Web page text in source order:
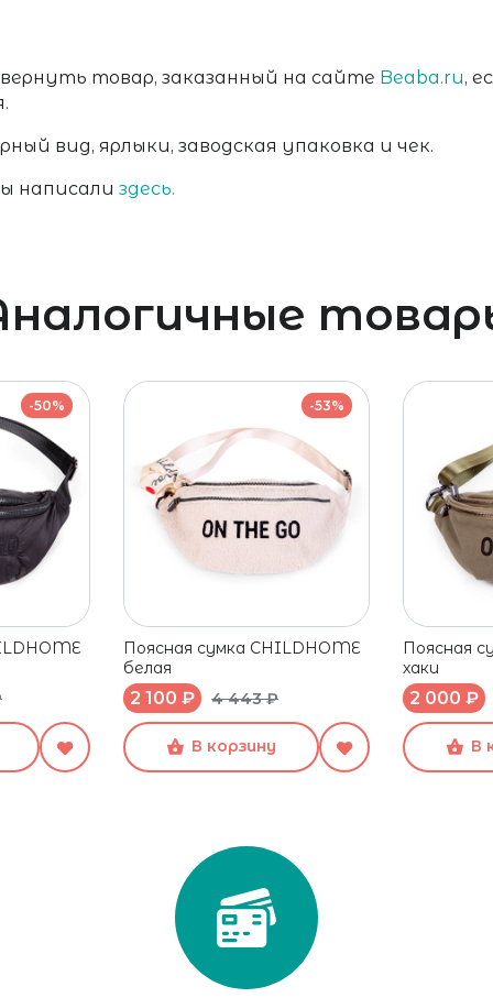
товар, заказанный на сайте Beaba.ru,
вид, ярлыки, заводская упаковка и чек.
написали здесь.
-50% -53%
Поясная сумка CHILDHOME
белая
2 100 ₽ 4 443 ₽
В корзину
Поясная
хаки
2 000 ₽
В